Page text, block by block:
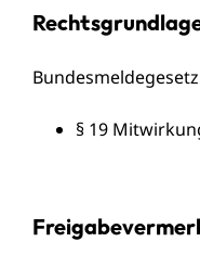
§ 19